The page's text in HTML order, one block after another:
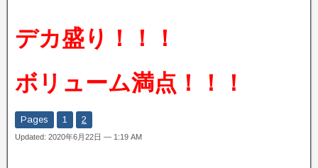
デカ盛り！！！
ボリューム満点！！！
Pages 1 2
Updated: 2020年6月22日 — 1:19 AM